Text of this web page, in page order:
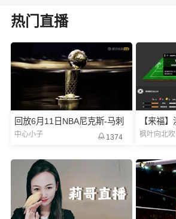
热门直播
回放6月11日NBA尼克斯-马刺
中心小子 1374 枫叶向北吹